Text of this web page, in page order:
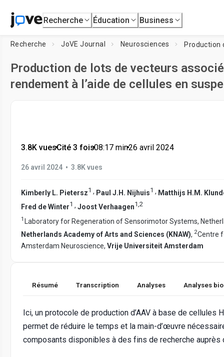
Recherche Éducation Business
Recherche JoVE Journal Neurosciences
Production de lots de vecteurs
rendement à l’aide de cellules en
3.8K vues•Cité 3 fois•08:17 min•26 avril 2024
26 avril 2024 • 3.8K vues
Kimberly L. Pietersz1 , Paul J.H. Nijhuis1 , Matthijs H.M.
Fred de Winter1 , Joost Verhaagen1 2
1
Laboratory for Regeneration of Sensorimotor Systems,
Netherlands Academy of Arts and Sciences (KNAW), 2Centre
Amsterdam Neuroscience, Vrije Universiteit Amsterdam
Résumé Transcription Analyses Analyses
Ici, un protocole de production d’AAV à base de cellules
permet de réduire le temps et la main-d’œuvre
composants disponibles à des fins de recherche auprès